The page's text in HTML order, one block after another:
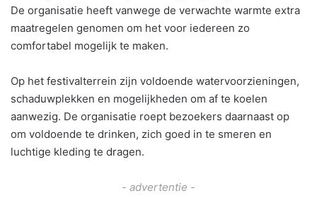
De organisatie heeft vanwege de verwachte warmte extra
maatregelen genomen om het voor iedereen zo
comfortabel mogelijk te maken.
Op het festivalterrein zijn voldoende watervoorzieningen,
schaduwplekken en mogelijkheden om af te koelen
aanwezig. De organisatie roept bezoekers daarnaast op
om voldoende te drinken, zich goed in te smeren en
luchtige kleding te dragen.
- advertentie -